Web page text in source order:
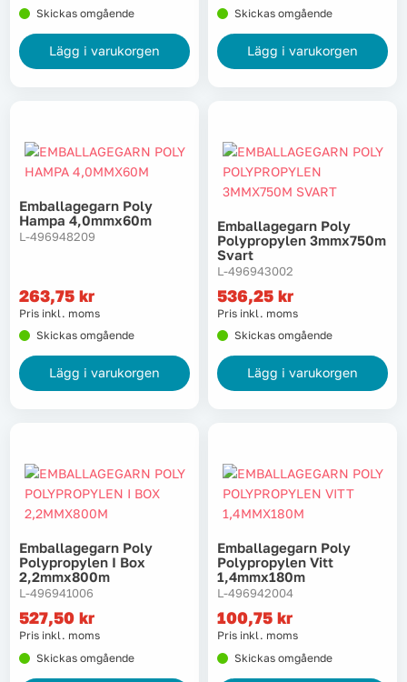
Hem Kampanjer
Om oss Kontakta oss
Skickas omgående
Lägg i varukorgen
Skickas omgående
Lägg i varukorgen
Emballagegarn Poly
Hampa 4,0mmx60m
L-496948209
263,75 kr
Pris inkl. moms
Skickas omgående
Lägg i varukorgen
Emballagegarn Poly
Polypropylen 3mmx750m
Svart
L-496943002
536,25 kr
Pris inkl. moms
Skickas omgående
Lägg i varukorgen
Emballagegarn Poly
Polypropylen I Box
2,2mmx800m
L-496941006
527,50 kr
Pris inkl. moms
Skickas omgående
Emballagegarn Poly
Polypropylen Vitt
1,4mmx180m
L-496942004
100,75 kr
Pris inkl. moms
Skickas omgående